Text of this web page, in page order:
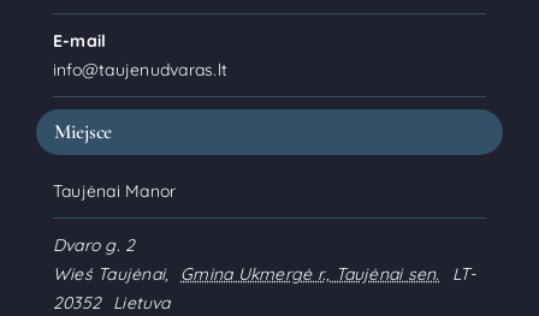
Miejsce
Taujėnai Manor
Dvaro g. 2
Wieś Taujėnai, Gmina Ukmergė r., Taujėnai sen.
LT-
20352 Lietuva
E-mail
info@taujenudvaras.lt